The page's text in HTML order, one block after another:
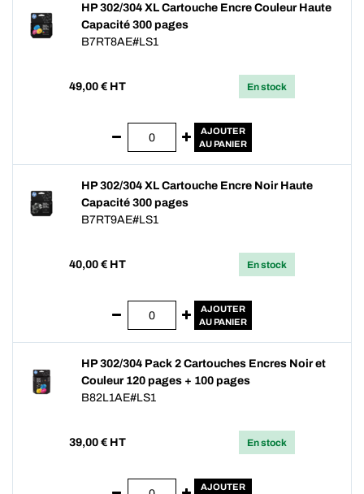
HP 302/304 XL Cartouche Encre Couleur Haute
Capacité 300 pages
B7RT8AE#LS1
49,00 € HT En stock
AJOUTER
AU PANIER
HP 302/304 XL Cartouche Encre Noir Haute
Capacité 300 pages
B7RT9AE#LS1
40,00 € HT En stock
AJOUTER
AU PANIER
HP 302/304 Pack 2 Cartouches Encres Noir et
Couleur 120 pages + 100 pages
B82L1AE#LS1
39,00 € HT En stock
AJOUTER